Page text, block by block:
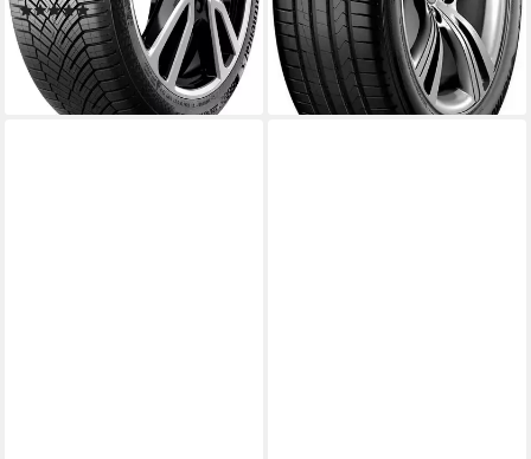
(1)
ab 264,99 € UVP 277,99 €
-5%
lieferbar - in 4-5 Werktagen bei dir
-5%
lieferbar - in 4-5 Werktagen bei dir